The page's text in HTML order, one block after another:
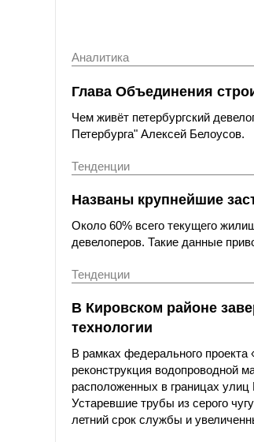
Аналитика
Глава Объединения
Чем живёт петербургский
Петербурга" Алексей Белоусов.
Тенденции
Названы крупнейшие
Около 60% всего текущего
девелоперов. Такие данные
Тенденции
В Кировском районе
технологии
В рамках федерального
реконструкция водопроводной
расположенных в границах
Устаревшие трубы из серого
летний срок службы и